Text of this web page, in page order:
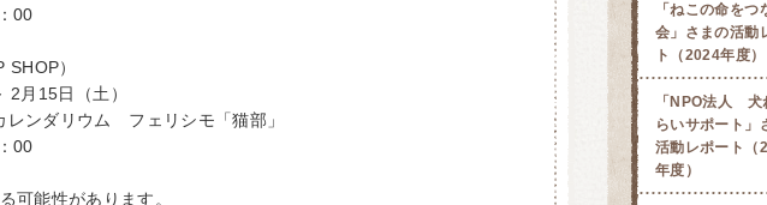
00
）
月15日（土）
レンダリウム フェリシモ「猫部」
00
可能性があります。
「ねこの命をつ
会」さまの活動
ト（2024年度）
「NPO法人 犬
らいサポート」
活動レポート（
年度）